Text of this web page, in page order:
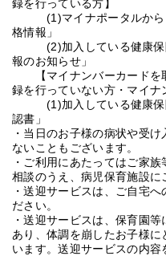
録を行っている方】
(1)マイナポータルからダ
格情報」
(2)加入している健康保険
報のお知らせ」
【マイナンバーカードを
録を行っていない方・マイナ
(1)加入している健康保険
認書」
・当日のお子様の病状や受
ないこともございます。
・ご利用にあたってはご家
相談のうえ、病児保育施設に
・送迎サービスは、ご自宅
ださい。
・送迎サービスは、保育園
あり、体調を崩したお子様
います。送迎サービスの内